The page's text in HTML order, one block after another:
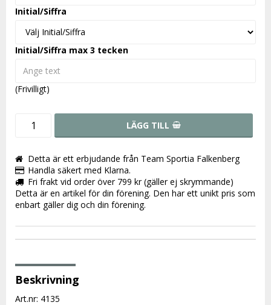
Initial/Siffra
Initial/Siffra max 3 tecken
(Frivilligt)
LÄGG TILL
Detta är ett erbjudande från Team Sportia Falkenberg
Handla säkert med Klarna.
Fri frakt vid order över 799 kr (gäller ej skrymmande)
Detta är en artikel för din förening. Den har ett unikt pris som
enbart gäller dig och din förening.
Beskrivning
Art.nr: 4135